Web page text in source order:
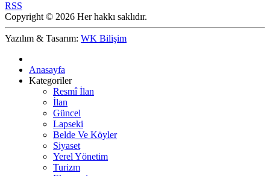
RSS
Copyright © 2026 Her hakkı saklıdır.
Yazılım & Tasarım: WK Bilişim
Anasayfa
Kategoriler
Resmî İlan
İlan
Güncel
Lapseki
Belde Ve Köyler
Siyaset
Yerel Yönetim
Turizm